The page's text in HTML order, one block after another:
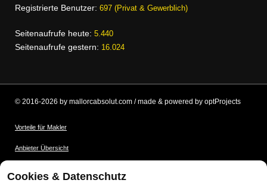
Registrierte Benutzer: 697 (Privat & Gewerblich)
Seitenaufrufe heute: 5.440
Seitenaufrufe gestern: 16.024
© 2016-2026 by mallorcabsolut.com / made & powered by optProjects
Vorteile für Makler
Anbieter Übersicht
Cookies & Datenschutz